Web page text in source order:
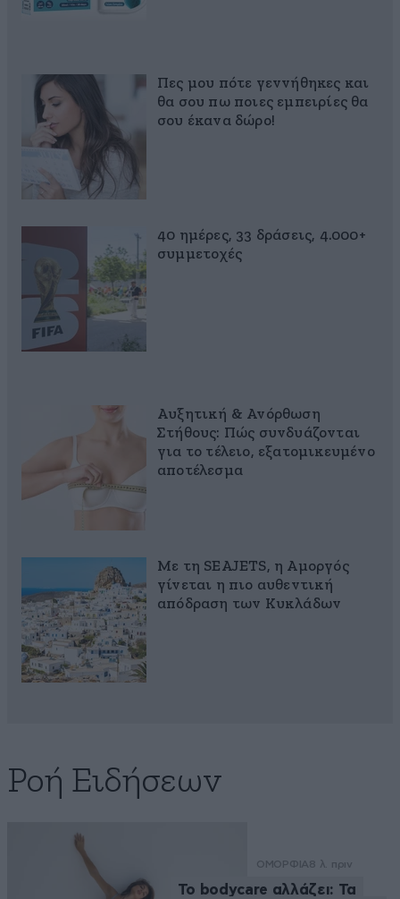
Πες μου πότε γεννήθηκες και
θα σου πω ποιες εμπειρίες θα
σου έκανα δώρο!
40 ημέρες, 33 δράσεις, 4.000+
συμμετοχές
Αυξητική & Ανόρθωση
Στήθους: Πώς συνδυάζονται
για το τέλειο, εξατομικευμένο
αποτέλεσμα
Με τη SEAJETS, η Αμοργός
γίνεται η πιο αυθεντική
απόδραση των Κυκλάδων
Ροή Ειδήσεων
ΟΜΟΡΦΙΑ8 λ. πριν
Το bodycare αλλάζει: Τα